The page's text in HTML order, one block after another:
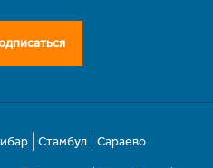
Стамбул Сараево